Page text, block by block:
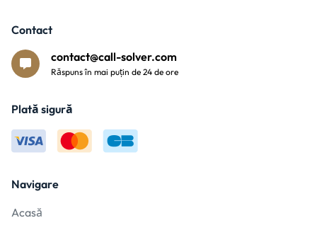
Navigare
Acasă
Contact
contact@call-solver.com
Răspuns în mai puțin de 24 de ore
Plată sigură